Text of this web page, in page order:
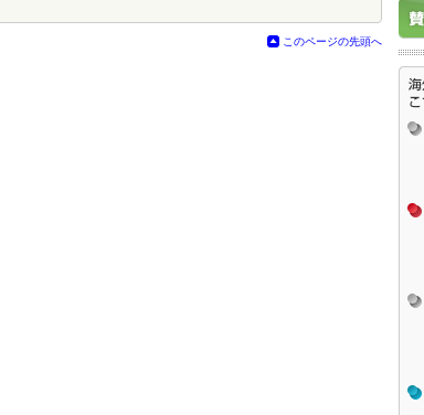
このページの先頭へ